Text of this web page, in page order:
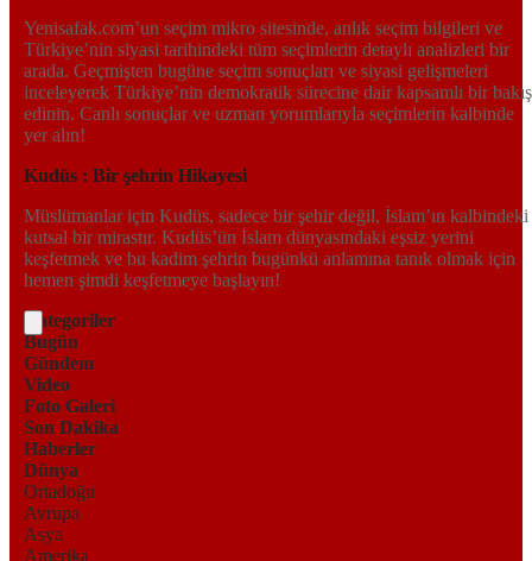
Yenisafak.com’un seçim mikro sitesinde, anlık seçim bilgileri ve
Türkiye’nin siyasi tarihindeki tüm seçimlerin detaylı analizleri bir
arada. Geçmişten bugüne seçim sonuçları ve siyasi gelişmeleri
inceleyerek Türkiye’nin demokratik sürecine dair kapsamlı bir bakış
edinin. Canlı sonuçlar ve uzman yorumlarıyla seçimlerin kalbinde
yer alın!
Kudüs : Bir şehrin Hikayesi
Müslümanlar için Kudüs, sadece bir şehir değil, İslam’ın kalbindeki
kutsal bir mirastır. Kudüs’ün İslam dünyasındaki eşsiz yerini
keşfetmek ve bu kadim şehrin bugünkü anlamına tanık olmak için
hemen şimdi keşfetmeye başlayın!
Kategoriler
Bugün
Gündem
Video
Foto Galeri
Son Dakika
Haberler
Dünya
Ortadoğu
Avrupa
Asya
Amerika